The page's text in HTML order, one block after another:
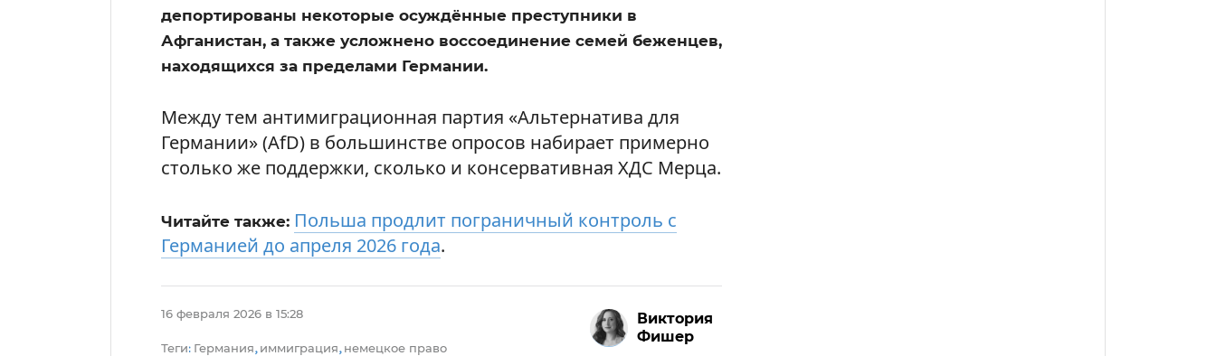
депортированы некоторые осуждённые преступники в
Афганистан, а также усложнено воссоединение семей беженцев,
находящихся за пределами Германии.
Между тем антимиграционная партия «Альтернатива для
Германии» (AfD) в большинстве опросов набирает примерно
столько же поддержки, сколько и консервативная ХДС Мерца.
Читайте также: Польша продлит пограничный контроль с
Германией до апреля 2026 года.
16 февраля 2026 в 15:28
Теги: Германия, иммиграция, немецкое право
Виктория
Фишер